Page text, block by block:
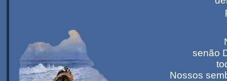
senão
Nossos